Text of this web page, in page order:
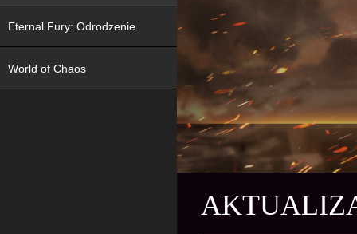
Eternal Fury: Odrodzenie
World of Chaos